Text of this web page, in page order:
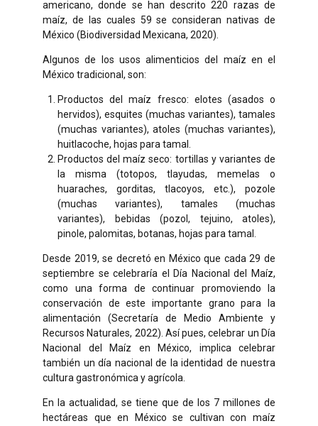
americano, donde se han descrito 220 razas de
maíz, de las cuales 59 se consideran nativas de
México (Biodiversidad Mexicana, 2020).
Algunos de los usos alimenticios del maíz en el
México tradicional, son:
Productos del maíz fresco: elotes (asados o
hervidos), esquites (muchas variantes), tamales
(muchas variantes), atoles (muchas variantes),
huitlacoche, hojas para tamal.
Productos del maíz seco: tortillas y variantes de
la misma (totopos, tlayudas, memelas o
huaraches, gorditas, tlacoyos, etc.), pozole
(muchas variantes), tamales (muchas
variantes), bebidas (pozol, tejuino, atoles),
pinole, palomitas, botanas, hojas para tamal.
Desde 2019, se decretó en México que cada 29 de
septiembre se celebraría el Día Nacional del Maíz,
como una forma de continuar promoviendo la
conservación de este importante grano para la
alimentación (Secretaría de Medio Ambiente y
Recursos Naturales, 2022). Así pues, celebrar un Día
Nacional del Maíz en México, implica celebrar
también un día nacional de la identidad de nuestra
cultura gastronómica y agrícola.
En la actualidad, se tiene que de los 7 millones de
hectáreas que en México se cultivan con maíz